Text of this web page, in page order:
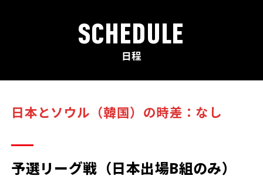
SCHEDULE
日程
日本とソウル（韓国）の時差：なし
予選リーグ戦（日本出場B組のみ）